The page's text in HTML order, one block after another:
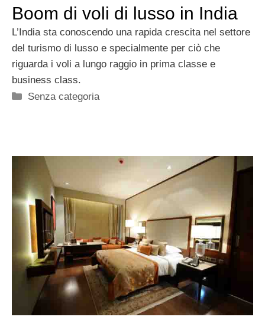
Boom di voli di lusso in India
L’India sta conoscendo una rapida crescita nel settore
del turismo di lusso e specialmente per ciò che
riguarda i voli a lungo raggio in prima classe e
business class.
Categorie
Senza categoria